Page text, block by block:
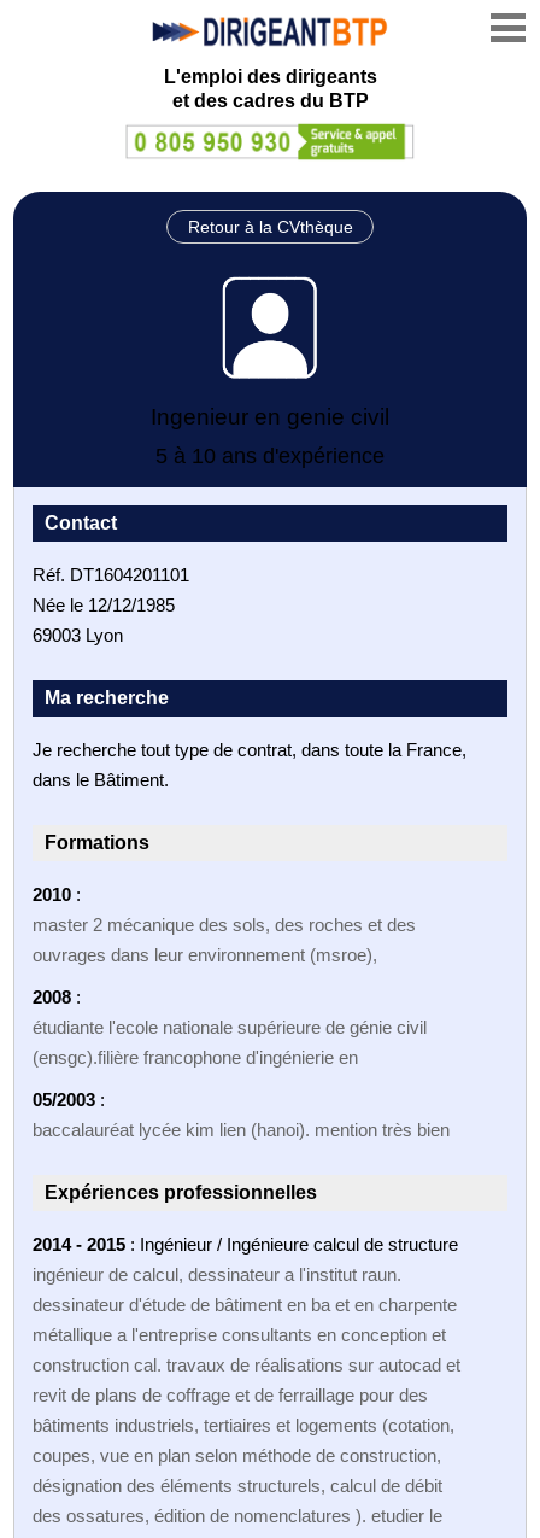
L'emploi des dirigeants
et des cadres du BTP
Retour à la CVthèque
Ingenieur en genie civil
5 à 10 ans d'expérience
Contact
Réf. DT1604201101
Née le 12/12/1985
69003 Lyon
Ma recherche
Je recherche tout type de contrat, dans toute la France,
dans le Bâtiment.
Formations
2010 :
master 2 mécanique des sols, des roches et des
ouvrages dans leur environnement (msroe),
2008 :
étudiante l'ecole nationale supérieure de génie civil
(ensgc).filière francophone d'ingénierie en
05/2003 :
baccalauréat lycée kim lien (hanoi). mention très bien
Expériences professionnelles
2014 - 2015 : Ingénieur / Ingénieure calcul de structure
ingénieur de calcul, dessinateur a l'institut raun.
dessinateur d'étude de bâtiment en ba et en charpente
métallique a l'entreprise consultants en conception et
construction cal. travaux de réalisations sur autocad et
revit de plans de coffrage et de ferraillage pour des
bâtiments industriels, tertiaires et logements (cotation,
coupes, vue en plan selon méthode de construction,
désignation des éléments structurels, calcul de débit
des ossatures, édition de nomenclatures ). etudier le